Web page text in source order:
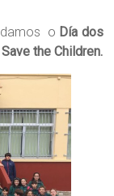
o Día dos
Save the Children.